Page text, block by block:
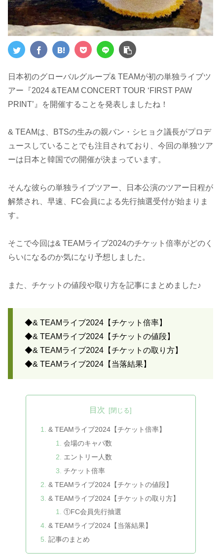
日本初のグローバルグループ& TEAMが初の単独ライブツ
アー『2024 &TEAM CONCERT TOUR ‘FIRST PAW
PRINT’』を開催することを発表しましたね！
& TEAMは、BTSの生みの親バン・シヒョク議長がプロデ
ュースしていることでも注目されており、今回の単独ツア
ーは日本と韓国での開催が決まっています。
そんな彼らの単独ライブツアー、日本公演のツアー日程が
解禁され、早速、FC会員による先行抽選受付が始まりま
す。
そこで今回は& TEAMライブ2024のチケット倍率がどのく
らいになるのか気になり予想しました。
また、チケットの値段や取り方を記事にまとめました♪
◆& TEAMライブ2024【チケット倍率】
◆& TEAMライブ2024【チケットの値段】
◆& TEAMライブ2024【チケットの取り方】
◆& TEAMライブ2024【当落結果】
目次
& TEAMライブ2024【チケット倍率】
会場のキャパ数
エントリー人数
チケット倍率
& TEAMライブ2024【チケットの値段】
& TEAMライブ2024【チケットの取り方】
①FC会員先行抽選
& TEAMライブ2024【当落結果】
記事のまとめ